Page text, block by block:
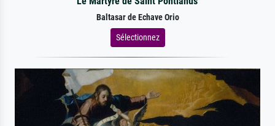
Baltasar de Echave Orio
Sélectionnez